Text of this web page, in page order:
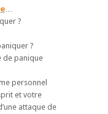
…
?
?
de panique
personnel
et votre
attaque de